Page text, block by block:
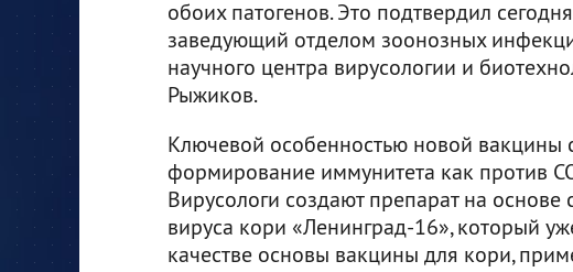
обоих патогенов. Это подтвердил
заведующий отделом зоонозных
научного центра вирусологии и
Рыжиков.
Ключевой особенностью новой вакцины
формирование иммунитета как против
Вирусологи создают препарат на
вируса кори «Ленинград-16», который
качестве основы вакцины для кори,